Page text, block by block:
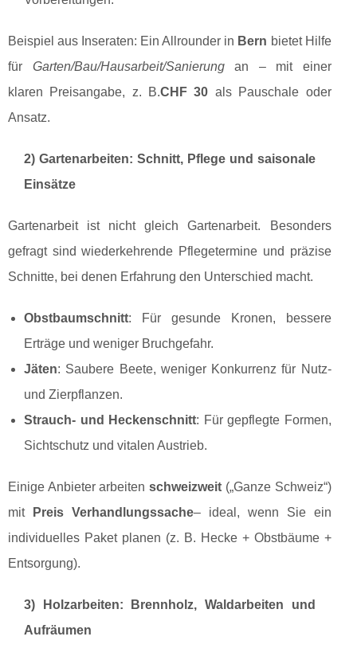
Beispiel aus Inseraten: Ein Allrounder in Bern bietet Hilfe
für Garten/Bau/Hausarbeit/Sanierungan – mit einer
klaren Preisangabe, z. B.CHF 30 als Pauschale oder
Ansatz.
2) Gartenarbeiten: Schnitt, Pflege und saisonale
Einsätze
Gartenarbeit ist nicht gleich Gartenarbeit. Besonders
gefragt sind wiederkehrende Pflegetermine und präzise
Schnitte, bei denen Erfahrung den Unterschied macht.
Obstbaumschnitt: Für gesunde Kronen, bessere
Erträge und weniger Bruchgefahr.
Jäten: Saubere Beete, weniger Konkurrenz für Nutz-
und Zierpflanzen.
Strauch- und Heckenschnitt: Für gepflegte Formen,
Sichtschutz und vitalen Austrieb.
Einige Anbieter arbeitenschweizweit („Ganze Schweiz“)
mit
Preis Verhandlungssache– ideal, wenn Sie ein
individuelles Paket planen (z. B. Hecke + Obstbäume +
Entsorgung).
3) Holzarbeiten: Brennholz, Waldarbeiten und
Aufräumen